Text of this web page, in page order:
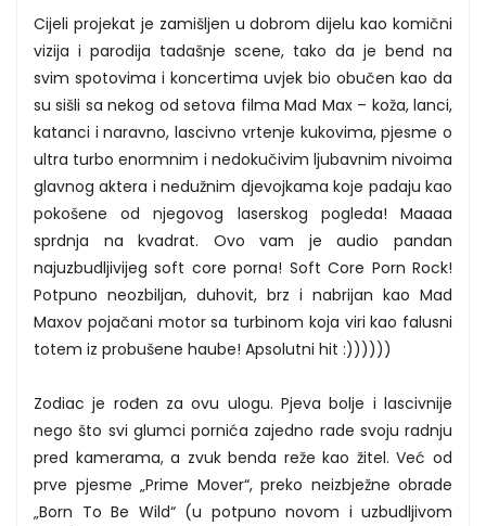
Cijeli projekat je zamišljen u dobrom dijelu kao komični
vizija i parodija tadašnje scene, tako da je bend na
svim spotovima i koncertima uvjek bio obučen kao da
su sišli sa nekog od setova filma Mad Max – koža, lanci,
katanci i naravno, lascivno vrtenje kukovima, pjesme o
ultra turbo enormnim i nedokučivim ljubavnim nivoima
glavnog aktera i nedužnim djevojkama koje padaju kao
pokošene od njegovog laserskog pogleda! Maaaa
sprdnja na kvadrat. Ovo vam je audio pandan
najuzbudljivijeg soft core porna! Soft Core Porn Rock!
Potpuno neozbiljan, duhovit, brz i nabrijan kao Mad
Maxov pojačani motor sa turbinom koja viri kao falusni
totem iz probušene haube! Apsolutni hit :))))))
Zodiac je rođen za ovu ulogu. Pjeva bolje i lascivnije
nego što svi glumci pornića zajedno rade svoju radnju
pred kamerama, a zvuk benda reže kao žitel. Već od
prve pjesme „Prime Mover“, preko neizbježne obrade
„Born To Be Wild“ (u potpuno novom i uzbudljivom